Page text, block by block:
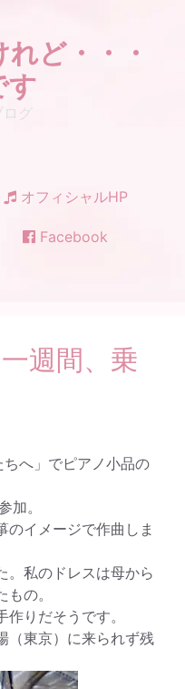
ど・・・
す
ログ
オフィシャルHP
Facebook
週間、乗
へ」でピアノ小品の
加。
のイメージで作曲しま
。私のドレスは母から
の。
りだそうです。
（東京）に来られず残